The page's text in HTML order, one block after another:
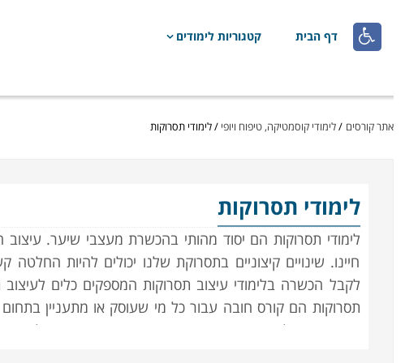
 דף הבית קטגוריות לימודים
אתר קורסים /לימודי קוסמטיקה, טיפוח ויופי /לימודי תסרוקות
לימודי תסרוקות
לימודי תסרוקות הם יסוד מהותי בהכשרת מעצבי שיער. עיצוב
חיינו. שינויים קיצוניים בתסרוקת שלנו יכולים להיות
לקבל הכשרה בלימודי עיצוב תסרוקות המספקים כלים לעיצוב
תסרוקות הם קורס חובה עבור כל מי שעוסק או מתעניין
העת, הטכנולוגיות ושיטות העבודה שמתחדשות חדשות